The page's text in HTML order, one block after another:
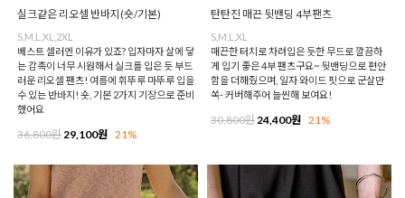
실크같은 리오셀 반바지(숏/기본)
S,M,L,XL,2XL
베스트 셀러엔 이유가 있죠? 입자마자 살에 닿
는 감촉이 너무 시원해서 실크를 입은 듯 부드
러운 리오셀 팬츠! 여름에 휘뚜루 마뚜루 입을
수 있는 반바지! 숏, 기본 2가지 기장으로 준비
했어요
36,800원29,100원 21%
탄탄진 매끈 뒷밴딩 4부팬츠
S,M,L,XL
매끈한 터치로 차려입은 듯한 무드로 깔끔하
게 입기 좋은 4부 팬츠구요~ 뒷밴딩으로 편안
함을 더해줬으며, 일자 와이드 핏으로 군살만
쏙- 커버해주어 늘씬해 보여요!
30,800원24,400원 21%